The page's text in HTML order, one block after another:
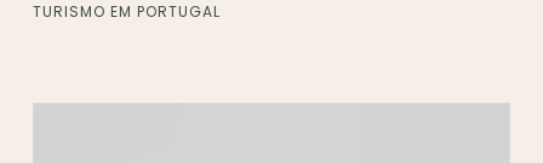
TURISMO EM PORTUGAL